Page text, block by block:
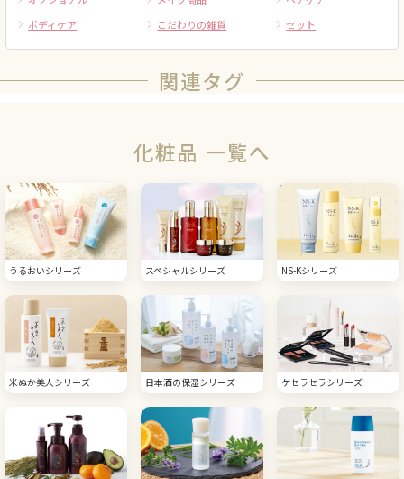
ボディケア
こだわりの雑貨 セット
関連タグ
化粧品 一覧へ
うるおいシリーズ スペシャルシリーズ NS-Kシリーズ
米ぬか美人シリーズ 日本酒の保湿シリーズ ケセラセラシリーズ